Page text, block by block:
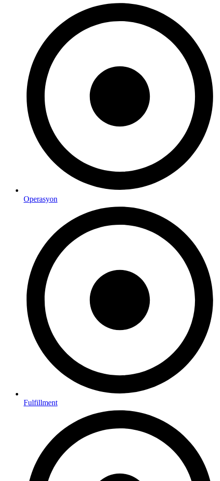
Operasyon
Fulfillment